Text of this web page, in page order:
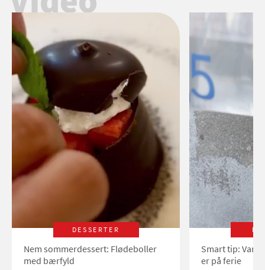
DESSERTER
Nem sommerdessert: Flødeboller
med bærfyld
Smart tip:
er på ferie